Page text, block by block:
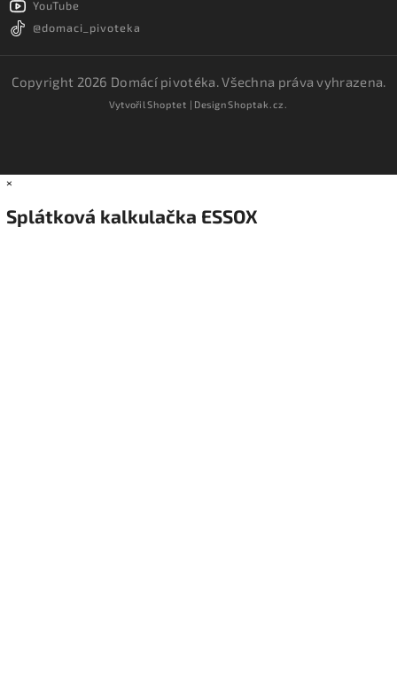
YouTube
@domaci_pivoteka
Copyright 2026 Domácí pivotéka. Všechna práva vyhrazena.
VytvořilShoptet | DesignShoptak.cz.
×
Splátková kalkulačka ESSOX